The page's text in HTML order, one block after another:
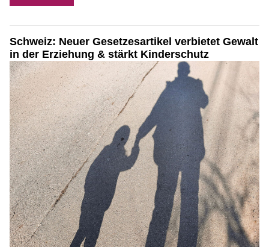
Schweiz: Neuer Gesetzesartikel verbietet Gewalt
in der Erziehung & stärkt Kinderschutz